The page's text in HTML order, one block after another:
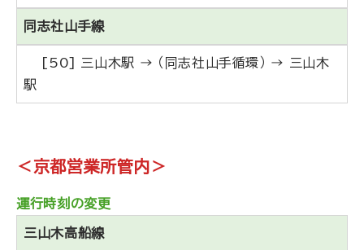
同志社山手線
[50] 三山木駅 → （同志社山手循環） → 三山木
駅
＜京都営業所管内＞
運行時刻の変更
三山木高船線